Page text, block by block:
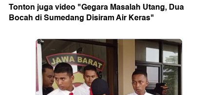
Tonton juga video "Gegara Masalah Utang, Dua
Bocah di Sumedang Disiram Air Keras"